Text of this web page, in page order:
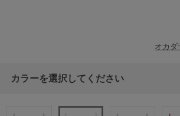
オカダ
カラーを選択してください